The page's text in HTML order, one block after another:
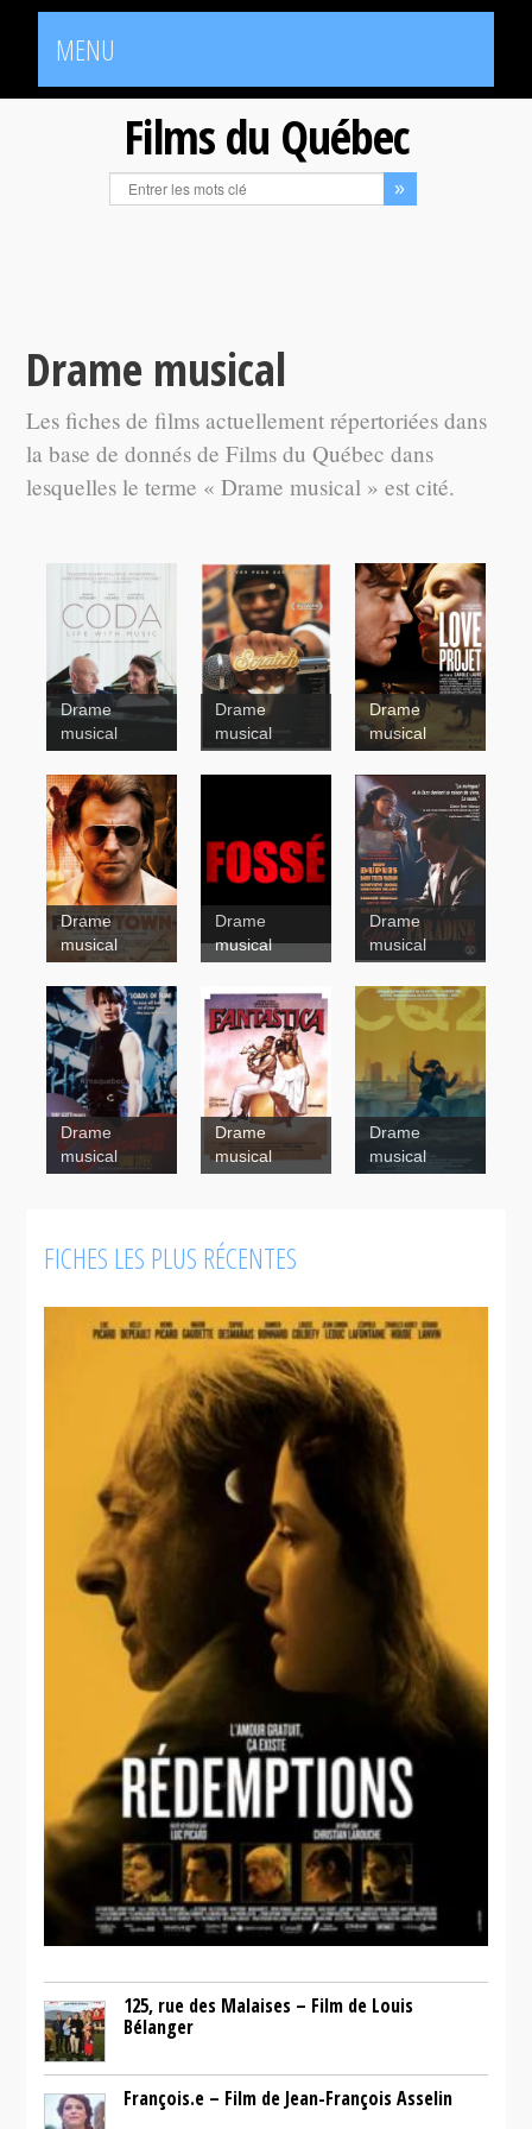
MENU
Films du Québec
Drame musical
Les fiches de films actuellement répertoriées dans
la base de donnés de Films du Québec dans
lesquelles le terme « Drame musical » est cité.
Drame
musical
Scratch
Drame
musical
Drame
musical
Funkytown
Drame
musical
Fossé
Drame
musical
Jack
Paradise -
Les nuits de
Montréal
Drame
musical
Eddie and
the Cruisers
Drame
musical
Fantastica
Drame
musical
CQ2 (Seek
Drame
musical
FICHES LES PLUS RÉCENTES
125, rue des Malaises – Film de Louis
Bélanger
François.e – Film de Jean-François Asselin